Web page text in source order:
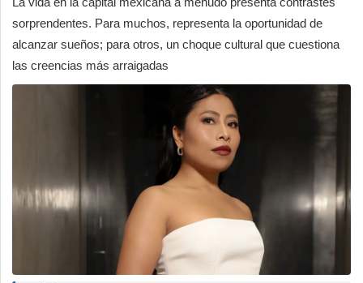
sorprendentes. Para muchos, representa la oportunidad de
alcanzar sueños; para otros, un choque cultural que cuestiona
las creencias más arraigadas